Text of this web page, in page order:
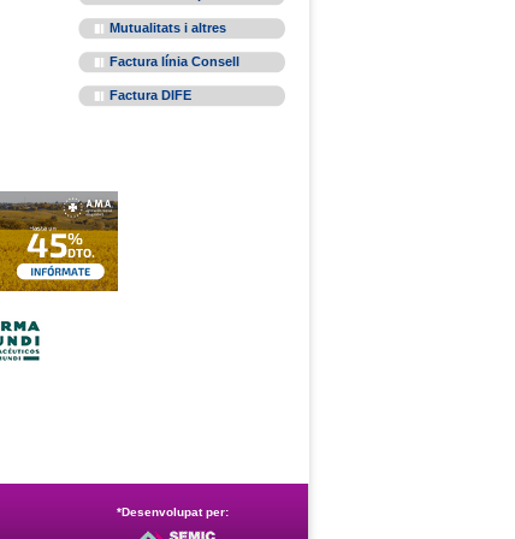
Mutualitats i altres
Factura línia Consell
Factura DIFE
*Desenvolupat per: